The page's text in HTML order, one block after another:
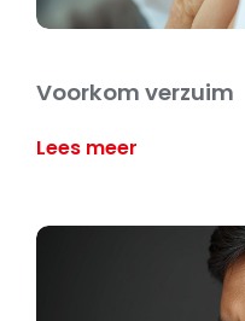
Voorkom verzuim
Lees meer